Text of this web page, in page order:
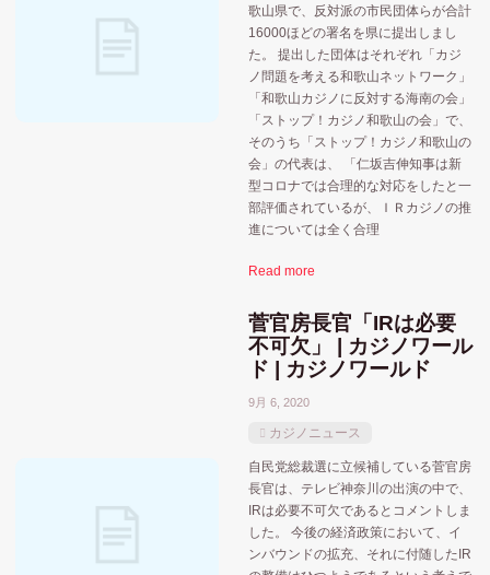
おすすめ記事
アメリカ合衆国
カードトランプゲーム ギャラクシーエンターテイ
シーザーズエンターテインメント ハードロックジャパン
マカオ メルコ ユニバーサル
歌山県で、反対派の市民団体らが合計
16000ほどの署名を県に提出しまし
た。 提出した団体はそれぞれ「カジ
ノ問題を考える和歌山ネットワーク」
「和歌山カジノに反対する海南の会」
「ストップ！カジノ和歌山の会」で、
そのうち「ストップ！カジノ和歌山の
会」の代表は、 「仁坂吉伸知事は新
型コロナでは合理的な対応をしたと一
部評価されているが、ＩＲカジノの推
進については全く合理
Read more
菅官房長官「IRは必要
不可欠」 | カジノワール
ド | カジノワールド
9月 6, 2020
カジノニュース
自民党総裁選に立候補している菅官房
長官は、テレビ神奈川の出演の中で、
IRは必要不可欠であるとコメントしま
した。 今後の経済政策において、イ
ンバウンドの拡充、それに付随したIR